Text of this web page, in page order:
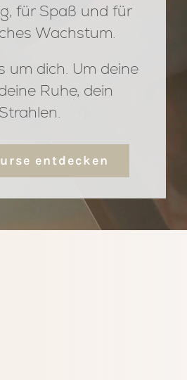
für Spaß und für
Wachstum.
um dich. Um deine
Ruhe, dein
Strahlen.
entdecken